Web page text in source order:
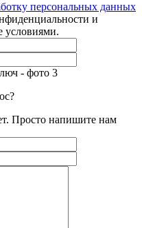
персональных данных
и
условиями.
Просто напишите нам